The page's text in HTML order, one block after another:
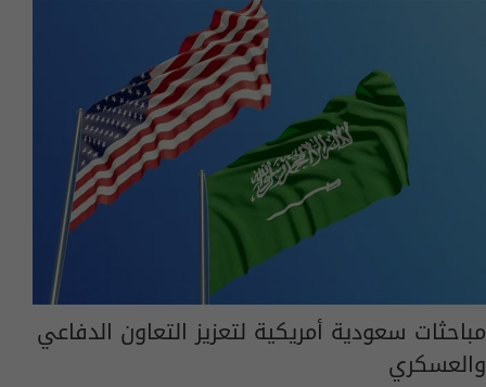
مباحثات سعودية أمريكية لتعزيز التعاون الدفاعي
والعسكري